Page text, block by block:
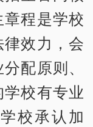
程是学校
效力，会
配原则、
校有专业
校承认加